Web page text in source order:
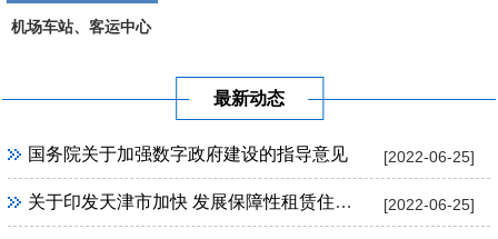
机场车站、客运中心
最新动态
[2022-06-25]
国务院关于加强数字政府建设的指导意见
[2022-06-25]
关于印发天津市加快 发展保障性租赁住房实施方案的通知